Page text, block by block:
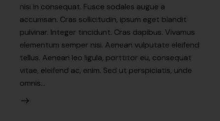
nisi in consequat. Fusce sodales augue a
accumsan. Cras sollicitudin, ipsum eget blandit
pulvinar. Integer tincidunt. Cras dapibus. Vivamus
elementum semper nisi. Aenean vulputate eleifend
tellus. Aenean leo ligula, porttitor eu, consequat
vitae, eleifend ac, enim. Sed ut perspiciatis, unde
omnis…